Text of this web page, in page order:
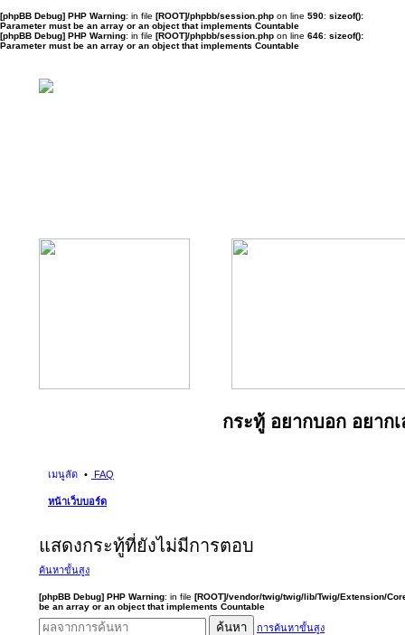
[phpBB Debug] PHP Warning: in file [ROOT]/phpbb/session.php on line 590: sizeof():
Parameter must be an array or an object that implements Countable
[phpBB Debug] PHP Warning: in file [ROOT]/phpbb/session.php on line 646: sizeof():
Parameter must be an array or an object that implements Countable
กระทู้ อยากบอก อยากเ
เมนูลัด FAQ
หน้าเว็บบอร์ด
แสดงกระทู้ที่ยังไม่มีการตอบ
ค้นหาขั้นสูง
[phpBB Debug] PHP Warning: in file [ROOT]/vendor/twig/twig/lib/Twig/Extension/
be an array or an object that implements Countable
ค้นหา การค้นหาขั้นสูง